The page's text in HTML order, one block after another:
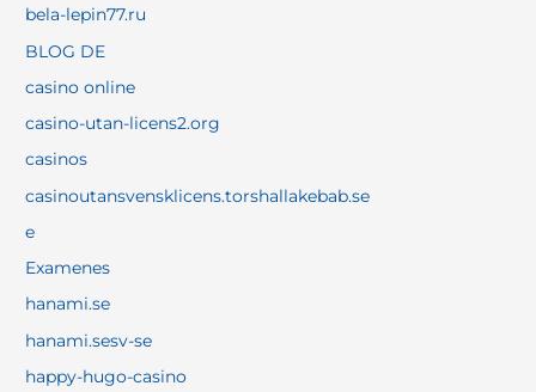
bela-lepin77.ru
BLOG DE
casino online
casino-utan-licens2.org
casinos
casinoutansvensklicens.torshallakebab.se
e
Examenes
hanami.se
hanami.sesv-se
happy-hugo-casino